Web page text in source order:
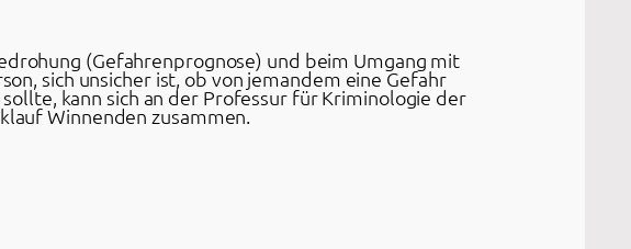
(Gefahrenprognose) und beim Umgang mit
sich unsicher ist, ob von jemandem eine Gefahr
kann sich an der Professur für Kriminologie der
Winnenden zusammen.